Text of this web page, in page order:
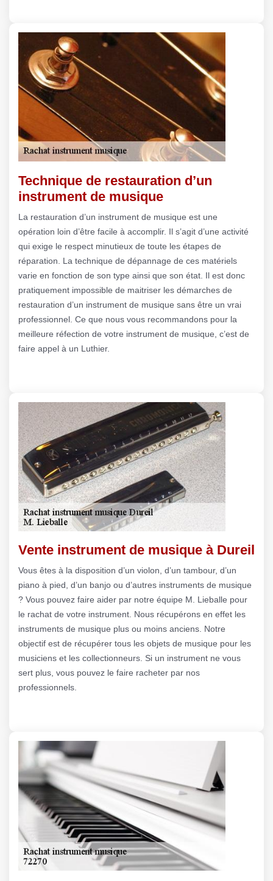
Technique de restauration d’un
instrument de musique
La restauration d’un instrument de musique est une
opération loin d’être facile à accomplir. Il s’agit d’une activité
qui exige le respect minutieux de toute les étapes de
réparation. La technique de dépannage de ces matériels
varie en fonction de son type ainsi que son état. Il est donc
pratiquement impossible de maitriser les démarches de
restauration d’un instrument de musique sans être un vrai
professionnel. Ce que nous vous recommandons pour la
meilleure réfection de votre instrument de musique, c’est de
faire appel à un Luthier.
Vente instrument de musique à Dureil
Vous êtes à la disposition d’un violon, d’un tambour, d’un
piano à pied, d’un banjo ou d’autres instruments de musique
? Vous pouvez faire aider par notre équipe M. Lieballe pour
le rachat de votre instrument. Nous récupérons en effet les
instruments de musique plus ou moins anciens. Notre
objectif est de récupérer tous les objets de musique pour les
musiciens et les collectionneurs. Si un instrument ne vous
sert plus, vous pouvez le faire racheter par nos
professionnels.